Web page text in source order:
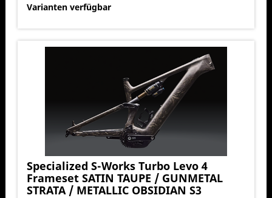
Varianten verfügbar
Specialized S-Works Turbo Levo 4
Frameset SATIN TAUPE / GUNMETAL
STRATA / METALLIC OBSIDIAN S3